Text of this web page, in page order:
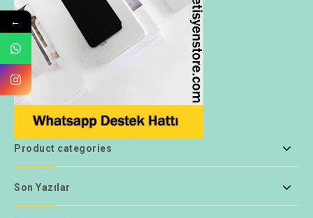
Product categories
Son Yazılar
←